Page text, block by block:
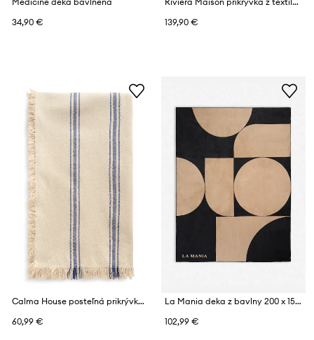
34,90 €
139,90 €
Calma House posteľná prikrývka bavlnená 180 x 260 cm
60,99 €
La Mania deka z bavlny 200 x 150 cm
102,99 €